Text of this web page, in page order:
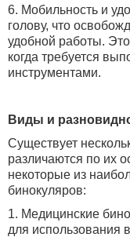
6. Мобильность и
голову, что
удобной работы.
когда требуется
инструментами.
Виды и
Существует
различаются по их
некоторые из
бинокуляров:
1. Медицинские
для использования